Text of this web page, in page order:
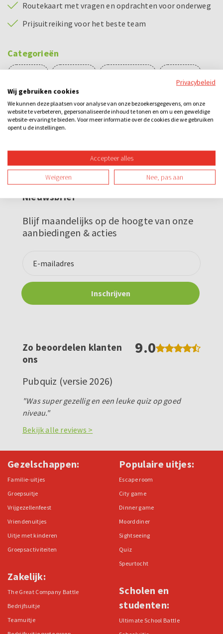
Routekaart met vragen en opdrachten voor onderweg
Prijsuitreiking voor het beste team
Categorieën
Familie-uitje Schooluitje
Vrijgezellenuitje Avond Overdag Buiten Sportief
Nieuwsbrief
Blijf maandelijks op de hoogte van onze
aanbiedingen & acties
Zo beoordelen klanten
ons
9.0
Pubquiz (versie 2026)
"Was super gezellig en een leuke quiz op goed
niveau."
Bekijk alle reviews >
Gezelschappen:
Familie-uitjes
Groepsuitje
Vrijgezellenfeest
Vriendenuitjes
Uitje met kinderen
Groepsactiviteiten
Zakelijk:
The Great Company Battle
Bedrijfsuitje
Teamuitje
Populaire uitjes:
Escape room
City game
Dinner game
Moorddiner
Sightseeing
Quiz
Speurtocht
Scholen en
studenten:
Ultimate School Battle
Privacybeleid
Wij gebruiken cookies
We kunnen deze plaatsen voor analyse van onze bezoekersgegevens, om onze
website te verbeteren, gepersonaliseerde inhoud te tonen en om u een geweldige
website-ervaring te bieden. Voor meer informatie over de cookies die we gebruiken
opent u de instellingen.
Accepteer alles
Weigeren Nee, pas aan